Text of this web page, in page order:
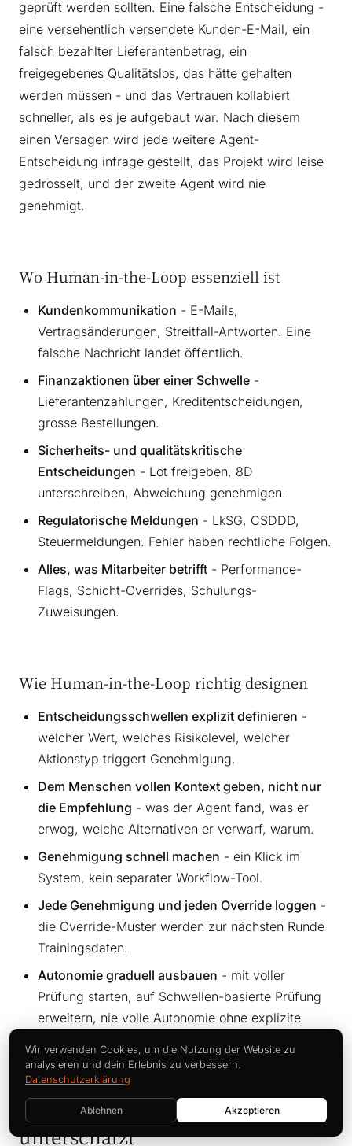
geprüft werden sollten. Eine falsche Entscheidung -
eine versehentlich versendete Kunden-E-Mail, ein
falsch bezahlter Lieferantenbetrag, ein
freigegebenes Qualitätslos, das hätte gehalten
werden müssen - und das Vertrauen kollabiert
schneller, als es je aufgebaut war. Nach diesem
einen Versagen wird jede weitere Agent-
Entscheidung infrage gestellt, das Projekt wird leise
gedrosselt, und der zweite Agent wird nie
genehmigt.
Wo Human-in-the-Loop essenziell ist
Kundenkommunikation - E-Mails,
Vertragsänderungen, Streitfall-Antworten. Eine
falsche Nachricht landet öffentlich.
Finanzaktionen über einer Schwelle -
Lieferantenzahlungen, Kreditentscheidungen,
grosse Bestellungen.
Sicherheits- und qualitätskritische
Entscheidungen - Lot freigeben, 8D
unterschreiben, Abweichung genehmigen.
Regulatorische Meldungen - LkSG, CSDDD,
Steuermeldungen. Fehler haben rechtliche Folgen.
Alles, was Mitarbeiter betrifft - Performance-
Flags, Schicht-Overrides, Schulungs-
Zuweisungen.
Wie Human-in-the-Loop richtig designen
Entscheidungsschwellen explizit definieren -
welcher Wert, welches Risikolevel, welcher
Aktionstyp triggert Genehmigung.
Dem Menschen vollen Kontext geben, nicht nur
die Empfehlung - was der Agent fand, was er
erwog, welche Alternativen er verwarf, warum.
Genehmigung schnell machen - ein Klick im
System, kein separater Workflow-Tool.
Jede Genehmigung und jeden Override loggen -
die Override-Muster werden zur nächsten Runde
Trainingsdaten.
Autonomie graduell ausbauen - mit voller
Prüfung starten, auf Schwellen-basierte Prüfung
erweitern, nie volle Autonomie ohne explizite
Fehler 7: Anbieter-Lock-in
unterschätzt
Wir verwenden Cookies, um die Nutzung der Website zu
analysieren und dein Erlebnis zu verbessern.
Datenschutzerklärung
Ablehnen Akzeptieren